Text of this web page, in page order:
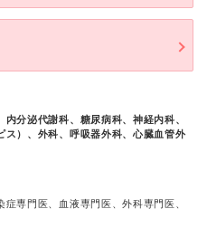
分泌代謝科、糖尿病科、神経内科、
ス）、外科、呼吸器外科、心臓血管外
専門医、血液専門医、外科専門医、